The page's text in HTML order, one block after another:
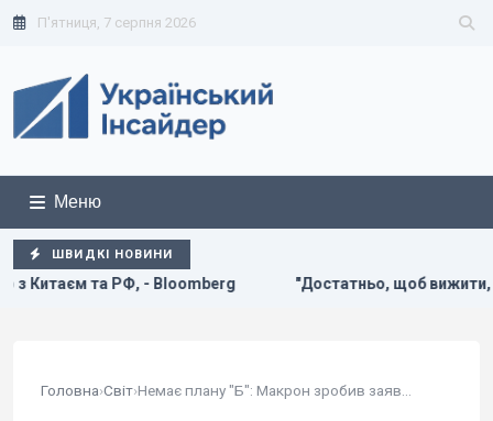
П'ятниця, 7 серпня 2026
Меню
ШВИДКІ НОВИНИ
"Достатньо, щоб вижити, а не перемогти":
Головна›Світ›